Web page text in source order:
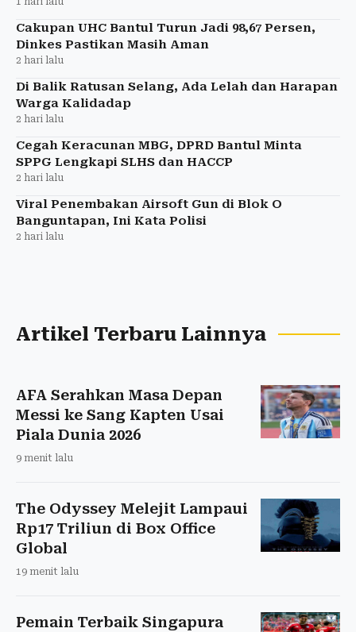
Cakupan UHC Bantul Turun Jadi 98,67 Persen,
Dinkes Pastikan Masih Aman
2 hari lalu
Di Balik Ratusan Selang, Ada Lelah dan Harapan
Warga Kalidadap
2 hari lalu
Cegah Keracunan MBG, DPRD Bantul Minta
SPPG Lengkapi SLHS dan HACCP
2 hari lalu
Viral Penembakan Airsoft Gun di Blok O
Banguntapan, Ini Kata Polisi
2 hari lalu
Artikel Terbaru Lainnya
AFA Serahkan Masa Depan
Messi ke Sang Kapten Usai
Piala Dunia 2026
9 menit lalu
The Odyssey Melejit Lampaui
Rp17 Triliun di Box Office
Global
19 menit lalu
Pemain Terbaik Singapura